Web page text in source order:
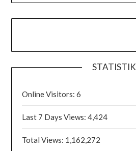
STATISTIK
Online Visitors:6
Last 7 Days Views:4,424
Total Views: 1,162,272